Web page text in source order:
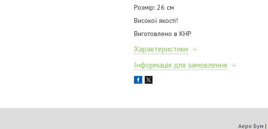
Розмір: 26 см
Високої якості!
Виготовлено в КНР
Характеристики
Інформація для замовлення
Аеро Бум |